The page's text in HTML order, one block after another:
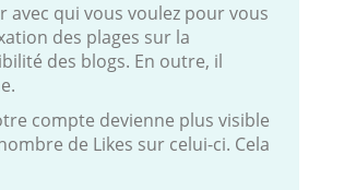
avec qui vous voulez pour vous
des plages sur la
des blogs. En outre, il
compte devienne plus visible
de Likes sur celui-ci. Cela